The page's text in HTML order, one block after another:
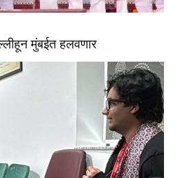
मुंबईत हलवणार